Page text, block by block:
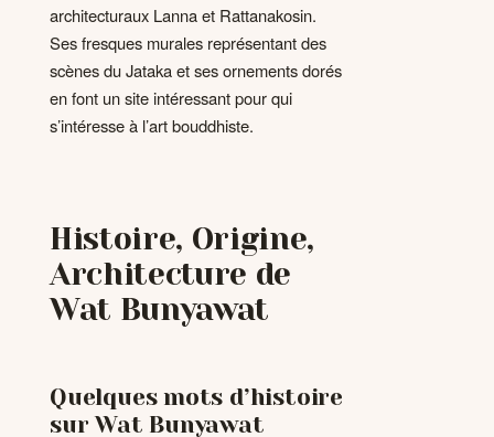
architecturaux Lanna et Rattanakosin.
Ses fresques murales représentant des
scènes du Jataka et ses ornements dorés
en font un site intéressant pour qui
s’intéresse à l’art bouddhiste.
Histoire, Origine,
Architecture de
Wat Bunyawat
Quelques mots d’histoire
sur Wat Bunyawat